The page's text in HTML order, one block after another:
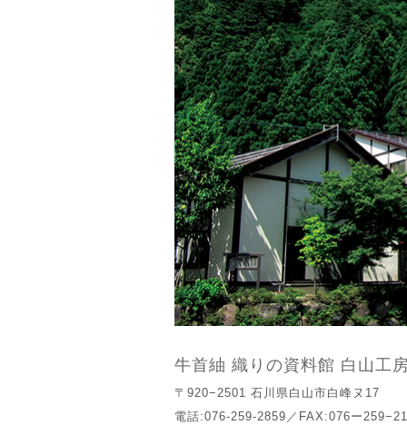
牛首紬 織りの資料館 白山工
〒920−2501 石川県白山市白峰ヌ17
電話:076-259-2859／FAX:076ー